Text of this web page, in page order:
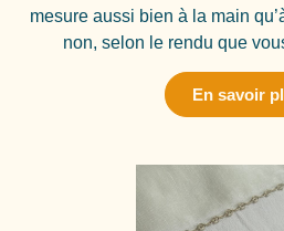
mesure aussi bien à la main
non, selon le rendu que
En savoir